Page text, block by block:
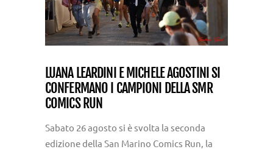
LUANA LEARDINI E MICHELE AGOSTINI SI
CONFERMANO I CAMPIONI DELLA SMR
COMICS RUN
Sabato 26 agosto si è svolta la seconda
edizione della San Marino Comics Run, la